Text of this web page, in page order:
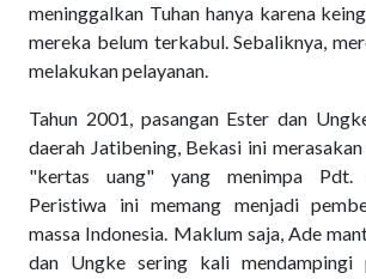
meninggalkan Tuhan hanya karena
mereka belum terkabul. Sebaliknya,
melakukan pelayanan.
Tahun 2001, pasangan Ester dan
daerah Jatibening, Bekasi ini
"kertas uang" yang menimpa Pdt.
Peristiwa ini memang menjadi
massa Indonesia. Maklum saja, Ade
dan Ungke sering kali mendampingi